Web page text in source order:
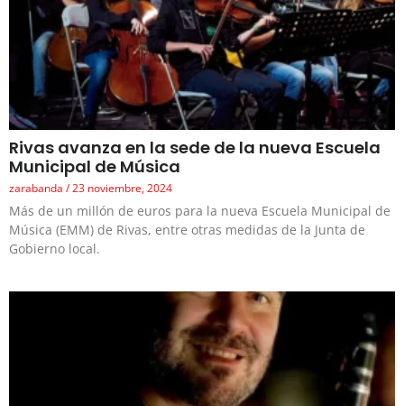
Rivas avanza en la sede de la nueva Escuela
Municipal de Música
zarabanda 23 noviembre, 2024
Más de un millón de euros para la nueva Escuela Municipal de
Música (EMM) de Rivas, entre otras medidas de la Junta de
Gobierno local.